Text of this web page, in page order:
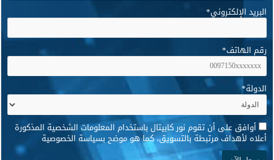
البريد الإلكتروني*
رقم الهاتف*
الدولة*
* أوافق على أن تقوم نور كابيتال باستخدام المعلومات الشخصية المذكورة
أعلاه لأهداف مرتبطة بالتسويق، كما هو موضح بسياسة الخصوصية